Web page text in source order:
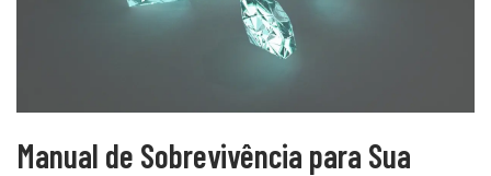
Manual de Sobrevivência para Sua